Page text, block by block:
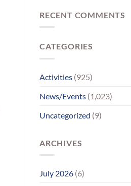
ચાર
વર્ષોની
RECENT COMMENTS
CATEGORIES
Activities (925)
News/Events (1,023)
Uncategorized (9)
ARCHIVES
July 2026 (6)